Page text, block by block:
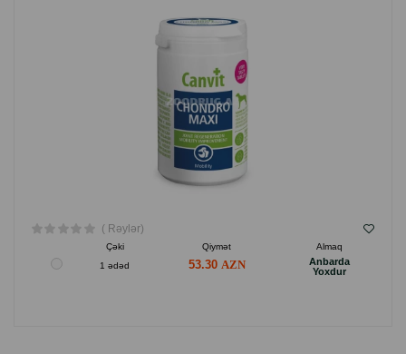
( Rəylər)
Çəki Qiymət
Almaq
1 ədəd
53.30
Anbarda
Yoxdur